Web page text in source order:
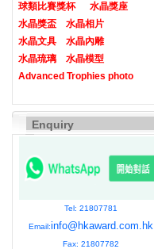
球類比賽獎杯
水晶獎座
水晶獎盃
水晶相片
水晶文具
水晶內雕
水晶琉璃
水晶模型
Advanced Trophies photo
Enquiry
Tel: 21807781
Email:info@hkaward.com.hk
Fax: 21807782